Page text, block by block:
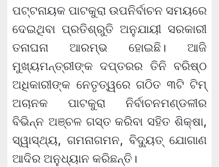
ପଟ୍ଟନାୟକ ପାଟକୁରା ଉପନିର୍ବାଚନ ସମୟରେ
ଦେଇଥିବା ପ୍ରତିଶ୍ରୁତି ଅନୁଯାୟୀ ସରକାରୀ
ତନାଘନା ଆରମ୍ଭ ହୋଇଛି। ଆଜି
ମୁଖ୍ୟମନ୍ତ୍ରୀଙ୍କ ଦପ୍ତରର ତିନି ବରିଷ୍ଠ
ଅଧିକାରୀଙ୍କ ନେତୃତ୍ୱରେ ଗଠିତ ୩ଟି ଟିମ୍‍
ଅଚାନକ ପାଟକୁରା ନିର୍ବାଚନମଣ୍ଡଳୀର
ବିଭିନ୍ନ ଅଞ୍ଚଳ ଗସ୍ତ କରିବା ସହିତ ଶିକ୍ଷା,
ସ୍ୱାସ୍ଥ୍ୟ, ଗମନାଗମନ, ବିଦ୍ୟୁତ୍‍ ଯୋଗାଣ
ଆଦିର ଅନୁଧ୍ୟାନ କରିଛନ୍ତି।